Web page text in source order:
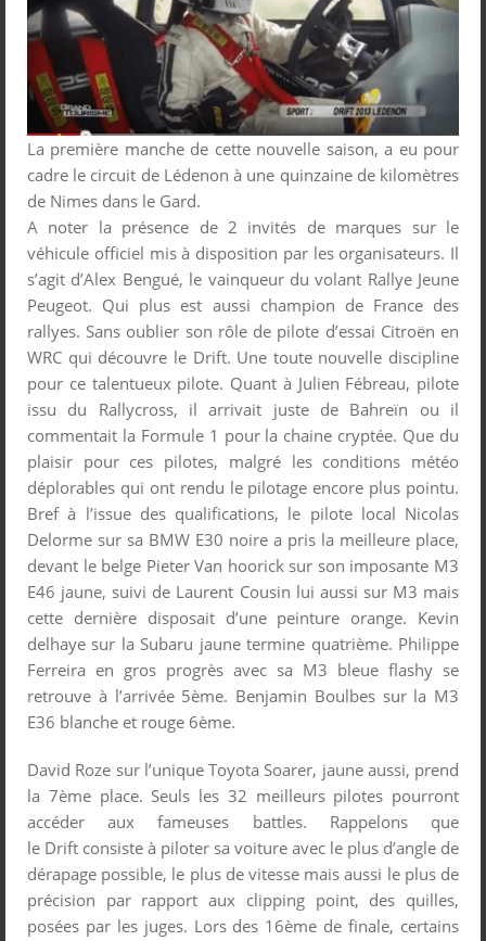
La première manche de cette nouvelle saison, a eu pour
cadre le circuit de Lédenon à une quinzaine de kilomètres
de Nimes dans le Gard.
A noter la présence de 2 invités de marques sur le
véhicule officiel mis à disposition par les organisateurs. Il
s’agit d’Alex Bengué, le vainqueur du volant Rallye Jeune
Peugeot. Qui plus est aussi champion de France des
rallyes. Sans oublier son rôle de pilote d’essai Citroën en
WRC qui découvre le Drift. Une toute nouvelle discipline
pour ce talentueux pilote. Quant à Julien Fébreau, pilote
issu du Rallycross, il arrivait juste de Bahreïn ou il
commentait la Formule 1 pour la chaine cryptée. Que du
plaisir pour ces pilotes, malgré les conditions météo
déplorables qui ont rendu le pilotage encore plus pointu.
Bref à l’issue des qualifications, le pilote local Nicolas
Delorme sur sa BMW E30 noire a pris la meilleure place,
devant le belge Pieter Van hoorick sur son imposante M3
E46 jaune, suivi de Laurent Cousin lui aussi sur M3 mais
cette dernière disposait d’une peinture orange. Kevin
delhaye sur la Subaru jaune termine quatrième. Philippe
Ferreira en gros progrès avec sa M3 bleue flashy se
retrouve à l’arrivée 5ème. Benjamin Boulbes sur la M3
E36 blanche et rouge 6ème.
David Roze sur l’unique Toyota Soarer, jaune aussi, prend
la 7ème place. Seuls les 32 meilleurs pilotes pourront
accéder aux fameuses battles. Rappelons que
le Drift consiste à piloter sa voiture avec le plus d’angle de
dérapage possible, le plus de vitesse mais aussi le plus de
précision par rapport aux clipping point, des quilles,
posées par les juges. Lors des 16ème de finale, certains